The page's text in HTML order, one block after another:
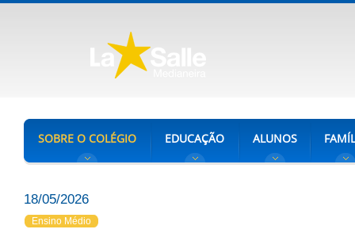
SOBRE O COLÉGIO EDUCAÇÃO ALUNOS
18/05/2026
Ensino Médio